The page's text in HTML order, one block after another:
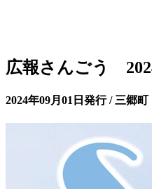
広報さんごう
2024年09月01日発行 / 三郷町